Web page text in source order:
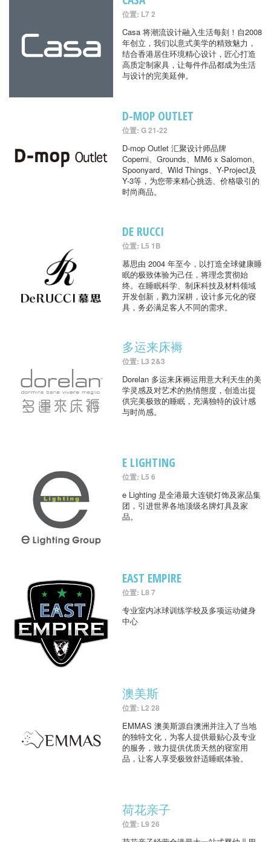
位置: L7 2
Casa 将潮流设计融入生活每刻！自2008
年创立，我们以意式美学的精致魅力，
结合香港居住环境精心设计，匠心打造
高质定制家具，让每件作品都成为生活
与设计的完美延伸。
D-MOP OUTLET
位置: G 21-22
D-mop Outlet 汇聚设计师品牌
Coperni、Grounds、MM6 x Salomon、
Spoonyard、Wild Things、Y-Project及
Y-3等，为您带来精心挑选、价格吸引的
时尚商品。
DE RUCCI
位置: L5 1B
慕思由 2004 年至今，以打造全球健康睡
眠的极致体验为己任，将理念贯彻始
终。在睡眠科学、制床科技及材料领域
开发创新，戮力深耕，设计多元化的寝
具，务必满足客人不同的需求。
多运来床褥
位置: L3 2&3
Dorelan 多运来床褥运用意大利天生的美
学灵感及对艺术的热情態度，创造出提
供完美极致的睡眠，充满独特的设计感
与时尚感。
E LIGHTING
位置: L5 6
e Lighting 是全港最大连锁灯饰及家品集
团，引进世界各地顶级名牌灯具及家
品。
EAST EMPIRE
位置: L8 7
专业室内冰球训练学校及多项运动健身
中心
澳美斯
位置: L2 28
EMMAS 澳美斯源自澳洲并注入了当地
的独特文化，为客人提供最贴心及专业
的服务，致力提供优质天然的寝室用
品，让客人享受极致舒适睡眠体验。
荷花亲子
位置: L9 26